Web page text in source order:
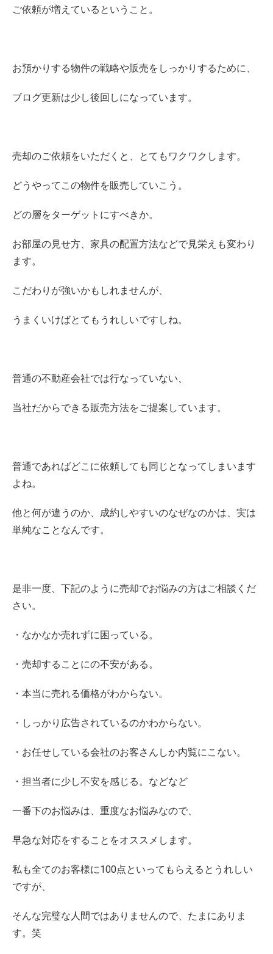
ご依頼が増えているということ。
お預かりする物件の戦略や販売をしっかりするために、
ブログ更新は少し後回しになっています。
売却のご依頼をいただくと、とてもワクワクします。
どうやってこの物件を販売していこう。
どの層をターゲットにすべきか。
お部屋の見せ方、家具の配置方法などで見栄えも変わり
ます。
こだわりが強いかもしれませんが、
うまくいけばとてもうれしいですしね。
普通の不動産会社では行なっていない、
当社だからできる販売方法をご提案しています。
普通であればどこに依頼しても同じとなってしまいます
よね。
他と何が違うのか、成約しやすいのなぜなのかは、実は
単純なことなんです。
是非一度、下記のように売却でお悩みの方はご相談くだ
さい。
・なかなか売れずに困っている。
・売却することにの不安がある。
・本当に売れる価格がわからない。
・しっかり広告されているのかわからない。
・お任せしている会社のお客さんしか内覧にこない。
・担当者に少し不安を感じる。などなど
一番下のお悩みは、重度なお悩みなので、
早急な対応をすることをオススメします。
私も全てのお客様に100点といってもらえるとうれしい
ですが、
そんな完璧な人間ではありませんので、たまにありま
す。笑